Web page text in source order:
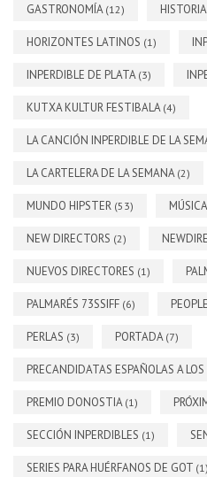
GASTRONOMÍA (12) HISTORIA
HORIZONTES LATINOS (1)
INPERDIBLE DE PLATA (3)
KUTXA KULTUR FESTIBALA (4)
LA CANCIÓN INPERDIBLE DE LA
LA CARTELERA DE LA SEMANA (2)
MUNDO HIPSTER (53) MÚSICA
NEW DIRECTORS (2)
NUEVOS DIRECTORES (1)
PALMARÉS 73SSIFF (6) PEOPLE
PERLAS (3) PORTADA (7)
PRECANDIDATAS ESPAÑOLAS A LOS
PREMIO DONOSTIA (1)
SECCIÓN INPERDIBLES (1)
SERIES PARA HUÉRFANOS DE GOT (1)